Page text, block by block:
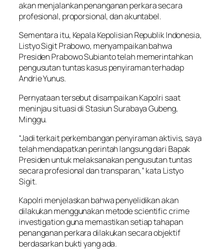
akan menjalankan penanganan perkara secara
profesional, proporsional, dan akuntabel.
Sementara itu, Kepala Kepolisian Republik Indonesia,
Listyo Sigit Prabowo, menyampaikan bahwa
Presiden Prabowo Subianto telah memerintahkan
pengusutan tuntas kasus penyiraman terhadap
Andrie Yunus.
Pernyataan tersebut disampaikan Kapolri saat
meninjau situasi di Stasiun Surabaya Gubeng,
Minggu.
“Jadi terkait perkembangan penyiraman aktivis, saya
telah mendapatkan perintah langsung dari Bapak
Presiden untuk melaksanakan pengusutan tuntas
secara profesional dan transparan,” kata Listyo
Sigit.
Kapolri menjelaskan bahwa penyelidikan akan
dilakukan menggunakan metode scientific crime
investigation guna memastikan setiap tahapan
penanganan perkara dilakukan secara objektif
berdasarkan bukti yang ada.